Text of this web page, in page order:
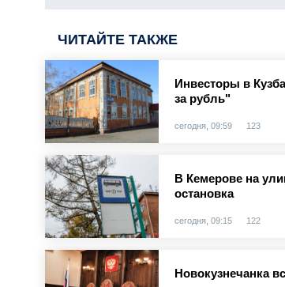
ЧИТАЙТЕ ТАКЖЕ
Инвесторы в
за рубль"
сегодня, 09:59 123
В Кемерове на
остановка
сегодня, 09:15 122
Новокузнечанка